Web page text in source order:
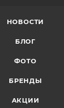
НОВОСТИ
БЛОГ
ФОТО
БРЕНДЫ
АКЦИИ